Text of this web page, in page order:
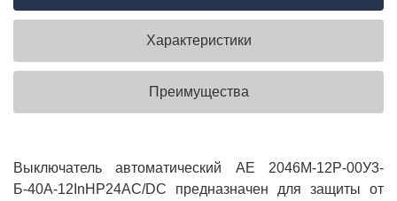
Характеристики
Преимущества
Выключатель автоматический АЕ 2046М-12Р-00У3-
Б-40А-12InНР24AC/DC предназначен для защиты от